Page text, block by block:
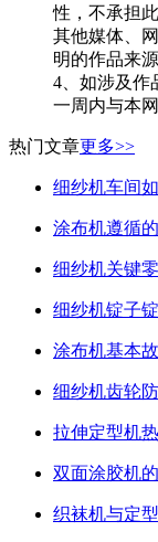
性，不承担
其他媒体、
明的作品来
4、如涉及作
一周内与本
热门文章更多>>
细纱机车间
涂布机遵循
细纱机关键
细纱机锭子
涂布机基本
细纱机齿轮
拉伸定型机
双面涂胶机
织袜机与定